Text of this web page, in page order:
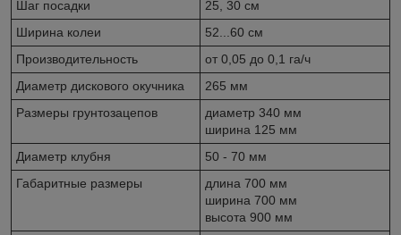
Шаг посадки
25, 30 см
Ширина колеи
52...60 см
Производительность
от 0,05 до 0,1 га/ч
Диаметр дискового окучника
265 мм
Размеры грунтозацепов
диаметр 340 мм
ширина 125 мм
Диаметр клубня
50 - 70 мм
Габаритные размеры
длина 700 мм
ширина 700 мм
высота 900 мм